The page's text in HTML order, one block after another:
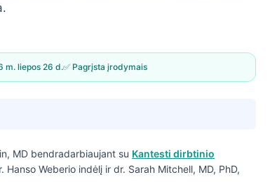
m. liepos 26 d.✅ Pagrįsta įrodymais
MD bendradarbiaujant su Kantesti dirbtinio
Hanso Weberio indėlį ir dr. Sarah Mitchell, MD, PhD,